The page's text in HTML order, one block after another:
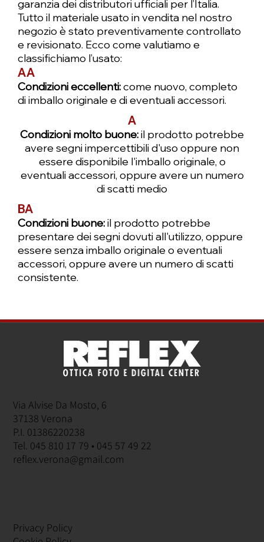
AA
Condizioni eccellenti:come nuovo, completo
di imballo originale e di eventuali accessori.
A
Condizioni molto buone:il prodotto potrebbe
avere segni impercettibili d'uso oppure non
essere disponibile l'imballo originale, o
eventuali accessori, oppure avere un numero
di scatti medio
BA
Condizioni buone:il prodotto potrebbe
presentare dei segni dovuti all'utilizzo, oppure
essere senza imballo originale o eventuali
accessori, oppure avere un numero di scatti
consistente.
garanzia dei distributori ufficiali per l’Italia.
Tutto il materiale usato in vendita nel nostro
negozio è stato preventivamente controllato
e revisionato. Ecco come valutiamo e
classifichiamo l’usato:
Prezzo
1049,00 €
Aggiungi al carrello
Prezzo
339,00 €
Aggiungi al carrello
Prezzo
450,00 €
Aggiungi al carrello
IS USM
Prezzo regolare
6238,00 € Prezzo scontato
5938,00 €
Preordina
STM
Prezzo regolare
3539,00 € Prezzo scontato
3199,00 €
Preordina
Prezzo regolare
3288,00 €Prezzo scontato
2949,00 €
Preordina
Prezzo
730,00 €
Aggiungi al carrello
Prezzo
649,00 €
Aggiungi al carrello
Prezzo
790,00 €
Aggiungi al carrello
Prezzo
1390,00 €
Aggiungi al carrello
Prezzo
9,90 €
Aggiungi al carrello
Prezzo
9,90 €
Aggiungi al carrello
Prezzo
9,90 €
Aggiungi al carrello
Prezzo regolare
915,00 €Prezzo scontato
679,00 €
Aggiungi al carrello
Prezzo regolare
339,00 €Prezzo scontato
299,00 €
Aggiungi al carrello
Via Alvise Da Mosto, 6
37138 Verona
P.I. 01386220238
Tel. 045 810 17 79 • 045 57 49 22
reflex.verona@gmail.com
Privacy Policy